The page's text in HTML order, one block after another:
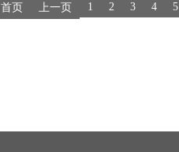
首页 上一页 1 2 3 4 5